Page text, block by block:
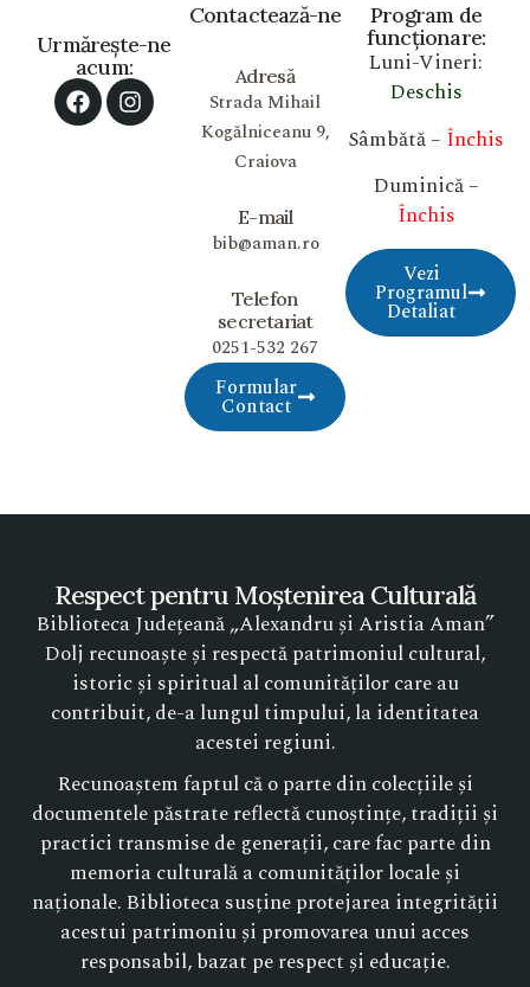
Program de
funcționare:
Luni-Vineri:
Deschis
Sâmbătă – Închis
Duminică –
Închis
Vezi
Programul
Detaliat
Contactează-ne
Adresă
Strada Mihail
Kogălniceanu 9,
Craiova
E-mail
bib@aman.ro
Telefon
secretariat
0251-532 267
Formular
Contact
Urmărește-ne
acum:
Respect pentru Moștenirea Culturală
Biblioteca Județeană „Alexandru și Aristia Aman”
Dolj recunoaște și respectă patrimoniul cultural,
istoric și spiritual al comunităților care au
contribuit, de-a lungul timpului, la identitatea
acestei regiuni.
Recunoaștem faptul că o parte din colecțiile și
documentele păstrate reflectă cunoștințe, tradiții și
practici transmise de generații, care fac parte din
memoria culturală a comunităților locale și
naționale. Biblioteca susține protejarea integrității
acestui patrimoniu și promovarea unui acces
responsabil, bazat pe respect și educație.